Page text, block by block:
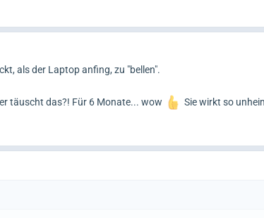
als der Laptop anfing, zu "bellen".
täuscht das?! Für 6 Monate... wow
Sie wirkt so